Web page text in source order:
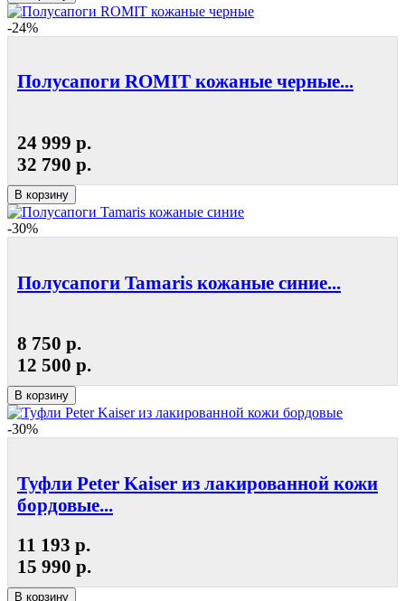
-24%
Полусапоги ROMIT кожаные черные...
24 999 р.
32 790 р.
В корзину
-30%
Полусапоги Tamaris кожаные синие...
8 750 р.
12 500 р.
В корзину
-30%
Туфли Peter Kaiser из лакированной кожи
бордовые...
11 193 р.
15 990 р.
В корзину